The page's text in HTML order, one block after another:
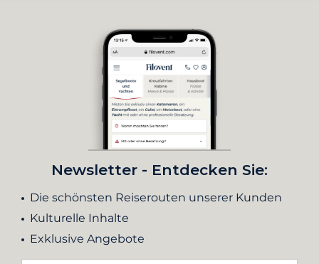
Newsletter - Entdecken Sie:
Die schönsten Reiserouten unserer Kunden
Kulturelle Inhalte
Exklusive Angebote